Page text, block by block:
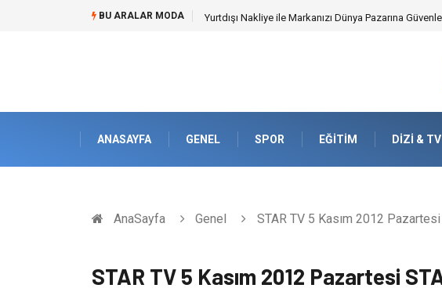
BU ARALAR MODA Yurtdışı Nakliye ile Markanızı Dünya Pazarına Güvenle
ANASAYFA GENEL SPOR EĞITIM DIZI & TV
AnaSayfa Genel STAR TV 5 Kasım 2012 Pazartesi
STAR TV 5 Kasım 2012 Pazartesi